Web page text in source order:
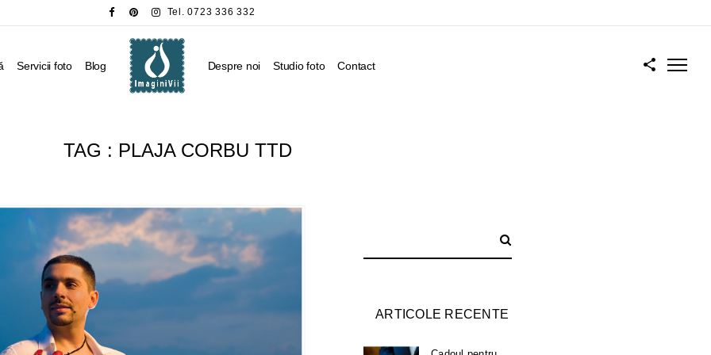
Tel. 0723 336 332
Servicii foto Blog Despre noi Studio foto Contact
TAG : PLAJA CORBU TTD
ARTICOLE RECENTE